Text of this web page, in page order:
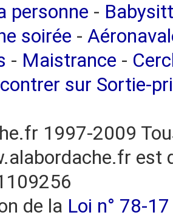
personne -
soirée -
- Maistrance -
sur Sortie-
1997-2009
est
de la Loi n° 78-